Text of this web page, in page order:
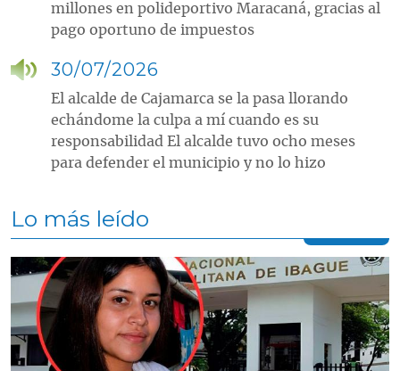
millones en polideportivo Maracaná, gracias al
pago oportuno de impuestos
30/07/2026
El alcalde de Cajamarca se la pasa llorando
echándome la culpa a mí cuando es su
responsabilidad El alcalde tuvo ocho meses
para defender el municipio y no lo hizo
Lo más leído
Contenido multimedia principal